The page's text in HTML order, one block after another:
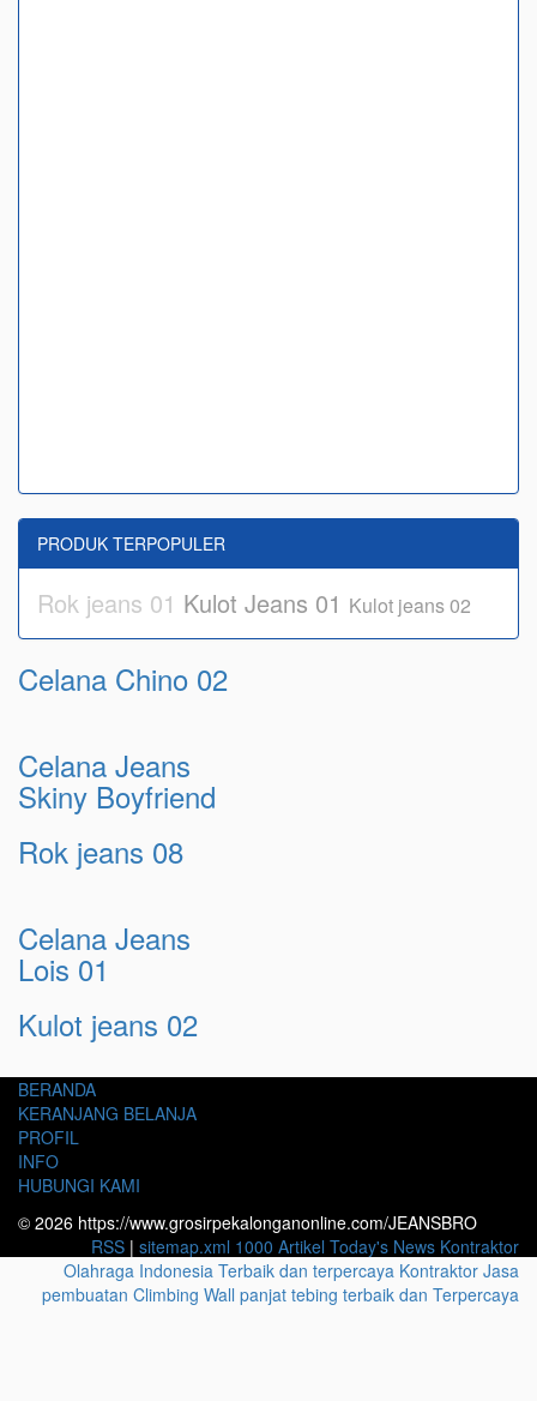
PRODUK TERPOPULER
Rok jeans 01 Kulot Jeans 01 Kulot jeans 02
Celana Chino 02
Celana Jeans
Skiny Boyfriend
Rok jeans 08
Celana Jeans
Lois 01
Kulot jeans 02
BERANDA
KERANJANG BELANJA
PROFIL
INFO
HUBUNGI KAMI
© 2026 https://www.grosirpekalonganonline.com/JEANSBRO
RSS | sitemap.xml 1000 Artikel Today's News Kontraktor
Olahraga Indonesia Terbaik dan terpercaya Kontraktor Jasa
pembuatan Climbing Wall panjat tebing terbaik dan Terpercaya